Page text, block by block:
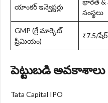
యాంకర్ ఇన్వెస్టర్లు
భారత &
సంస్థలు
GMP (గ్రే మార్కెట్
ప్రీమియం)
₹7.5/షేర్
పెట్టుబడి అవకాశాలు
Tata Capital IPO